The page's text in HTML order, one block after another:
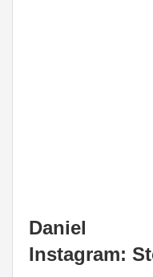
Daniel
Instagram: